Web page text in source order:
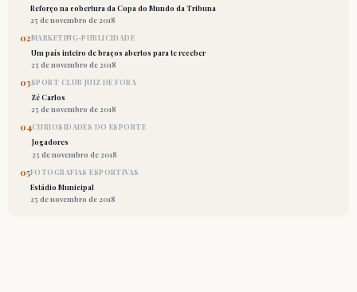
Reforço na cobertura da Copa do Mundo da Tribuna
25 de novembro de 2018
02MARKETING-PUBLICIDADE
Um país inteiro de braços abertos para te receber
25 de novembro de 2018
03SPORT CLUB JUIZ DE FORA
Zé Carlos
25 de novembro de 2018
04CURIOSIDADES DO ESPORTE
Jogadores
25 de novembro de 2018
05FOTOGRAFIAS ESPORTIVAS
Estádio Municipal
25 de novembro de 2018